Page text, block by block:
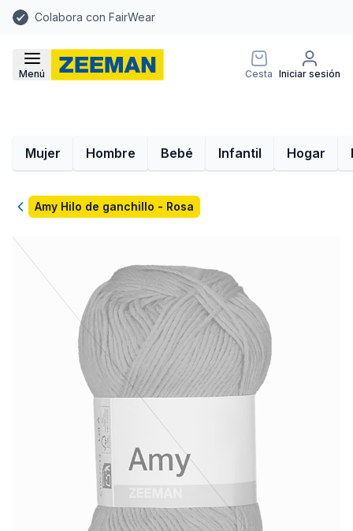
Colabora con FairWear
Menú Cesta Iniciar sesión
Mujer Hombre Bebé Infantil Hogar
VolverAmy Hilo de ganchillo - Rosa